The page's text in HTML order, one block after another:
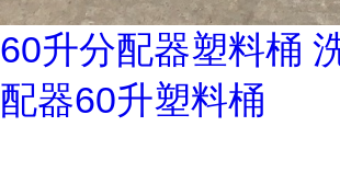
60升分配器塑料桶
配器60升塑料桶